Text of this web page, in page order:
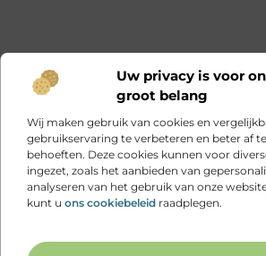
Uw privacy is voor
groot belang
Wij maken gebruik van cookies en
gebruikservaring te verbeteren en beter af
behoeften. Deze cookies kunnen voor
ingezet, zoals het aanbieden van
analyseren van het gebruik van onze
kunt u ons cookiebeleid raadplegen.